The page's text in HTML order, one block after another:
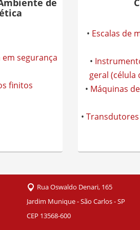
de
segurança
finitos
• Escalas de
•
geral
• Máquinas
•
Rua Oswaldo Denari, 165
Jardim Munique - São Carlos - SP
CEP 13568-600